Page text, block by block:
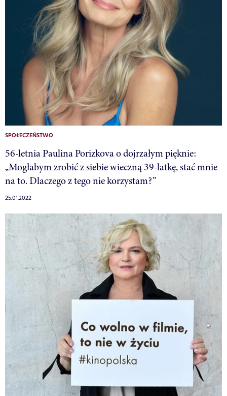
SPOŁECZEŃSTWO
56-letnia Paulina Porizkova o dojrzałym pięknie:
„Mogłabym zrobić z siebie wieczną 39-latkę, stać mnie
na to. Dlaczego z tego nie korzystam?”
25.01.2022